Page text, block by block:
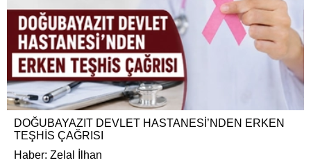
DOĞUBAYAZIT DEVLET HASTANESİ’NDEN ERKEN
TEŞHİS ÇAĞRISI
Haber: Zelal İlhan